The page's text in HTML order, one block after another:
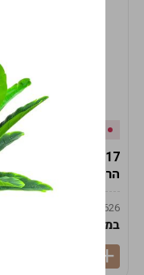
הרמס 19ס"מ -לבן נקי
9009492379626
במארז